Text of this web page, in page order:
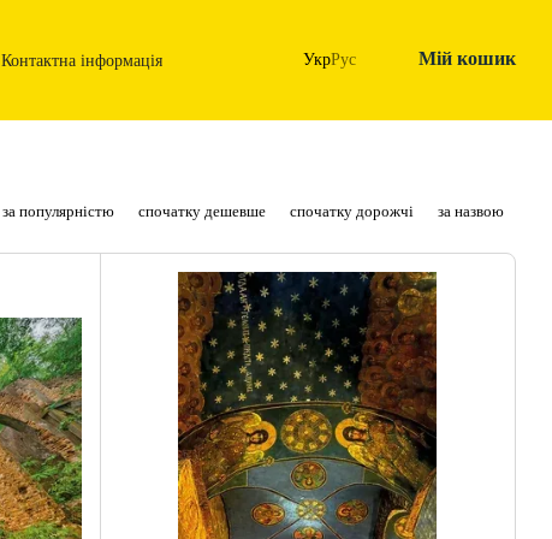
Контактна інформація УкрРус Мій кошик
за популярністю спочатку дешевше спочатку дорожчі за назвою